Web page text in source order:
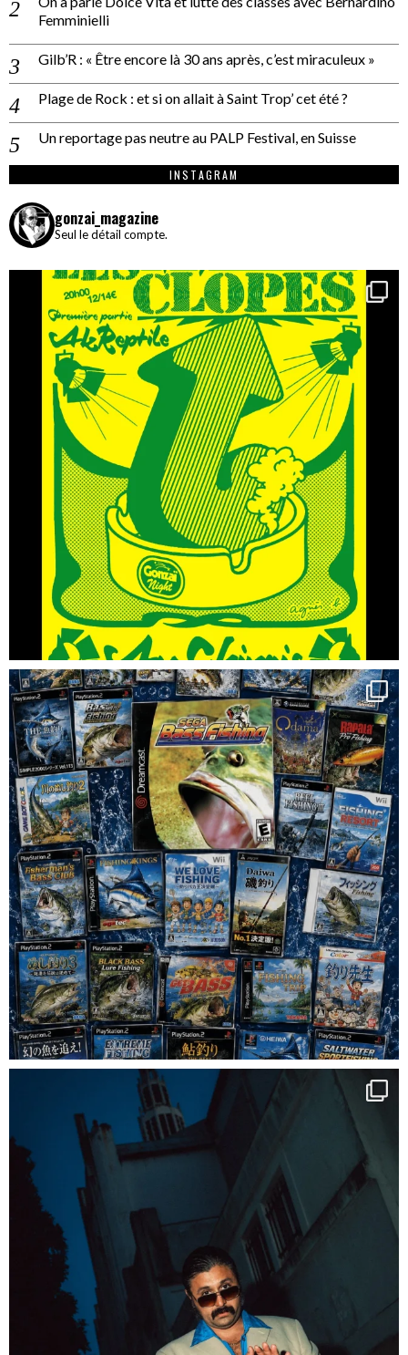
Femminielli
Gilb’R : « Être encore là 30 ans après, c’est miraculeux »
Plage de Rock : et si on allait à Saint Trop’ cet été ?
Un reportage pas neutre au PALP Festival, en Suisse
INSTAGRAM
gonzai_magazine
Seul le détail compte.